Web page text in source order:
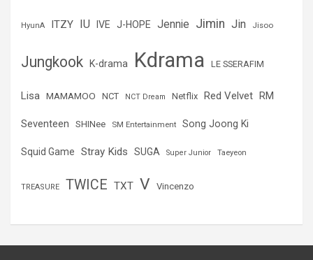
HyunA ITZY IU IVE J-HOPE Jennie Jimin Jin Jisoo
Jungkook K-drama Kdrama LE SSERAFIM
Lisa MAMAMOO NCT NCT Dream Netflix Red Velvet RM
Seventeen SHINee SM Entertainment Song Joong Ki
Squid Game Stray Kids SUGA Super Junior Taeyeon
TREASURE TWICE TXT V Vincenzo